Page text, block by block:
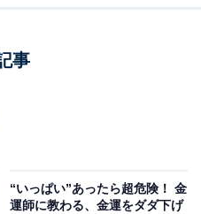
事
“いっぱい”あったら超危険！ 金
運師に教わる、金運をダダ下げ